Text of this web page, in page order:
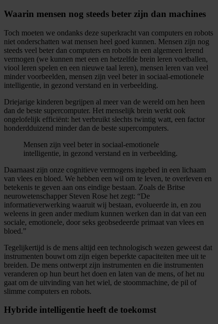
Waarin mensen nog steeds beter zijn dan machines
Toch moeten we ondanks deze superkracht van computers en robots
niet onderschatten wat mensen heel goed kunnen. Mensen zijn nog
steeds veel beter dan computers en robots in een algemeen lerend
vermogen (we kunnen met een en hetzelfde brein leren voetballen,
viool leren spelen en een nieuwe taal leren), mensen leren van veel
minder voorbeelden, mensen zijn veel beter in sociaal-emotionele
intelligentie, in gezond verstand en in verbeelding.
Driejarige kinderen begrijpen al meer van de wereld om hen heen
dan de beste supercomputer. Het menselijk brein werkt ook
ongelofelijk efficiënt: het verbruikt slechts twintig watt, een factor
honderdduizend minder dan de beste supercomputers.
Mensen zijn veel beter in sociaal-emotionele
intelligentie, in gezond verstand en in verbeelding.
Daarnaast zijn onze cognitieve vermogens ingebed in een lichaam
van vlees en bloed. We hebben een wil om te leven, te overleven en
betekenis te geven aan ons eindige bestaan. Zoals de Britse
neurowetenschapper Steven Rose het zegt: “De
informatieverwerking waaruit wij bestaan, evolueerde in, en zou
weleens in geen ander medium kunnen werken dan in dat van een
sociale, emotionele, door seks geobsedeerde primaat van vlees en
bloed.”
Tegelijkertijd is de mens altijd een technologisch wezen geweest dat
instrumenten bouwt om zijn eigen beperkte capaciteiten mee uit te
breiden. De mens ontwerpt zijn instrumenten en die instrumenten
veranderen op hun beurt het doen en laten van de mens, of het nu
gaat om de uitvinding van het wiel, de stoommachine, de pil of
slimme computers en robots.
Hybride intelligentie heeft de toekomst